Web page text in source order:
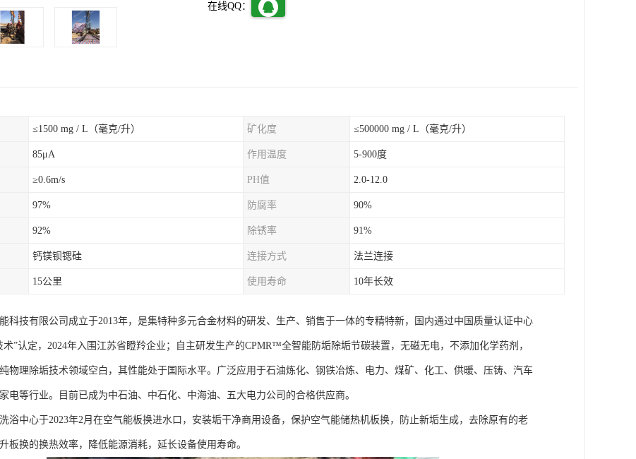
在线QQ：
≤1500 mg / L（毫克/升） 矿化度 ≤500000 mg / L（毫克/升）
85μA 作用温度 5-900度
≥0.6m/s PH值 2.0-12.0
97% 防腐率 90%
92% 除锈率 91%
钙镁钡锶硅 连接方式 法兰连接
15公里 使用寿命 10年长效
科技有限公司成立于2013年，是集特种多元合金材料的研发、生产、销售于一体的专精特新，国内通过中国质量认证中心
术”认定，2024年入围江苏省瞪羚企业；自主研发生产的CPMR™全智能防垢除垢节碳装置，无磁无电，不添加化学药剂，
物理除垢技术领域空白，其性能处于国际水平。广泛应用于石油炼化、钢铁冶炼、电力、煤矿、化工、供暖、压铸、汽车
电等行业。目前已成为中石油、中石化、中海油、五大电力公司的合格供应商。
浴中心于2023年2月在空气能板换进水口，安装垢干净商用设备，保护空气能储热机板换，防止新垢生成，去除原有的老
板换的换热效率，降低能源消耗，延长设备使用寿命。